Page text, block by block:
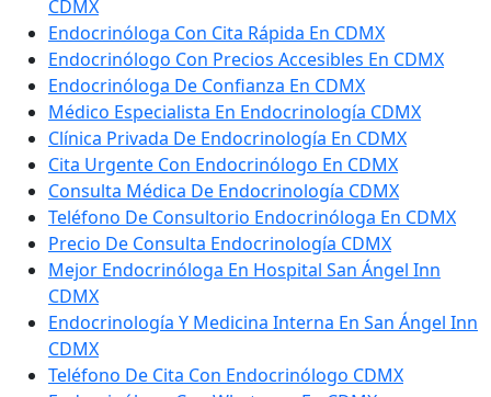
CDMX
Endocrinóloga Con Cita Rápida En CDMX
Endocrinólogo Con Precios Accesibles En CDMX
Endocrinóloga De Confianza En CDMX
Médico Especialista En Endocrinología CDMX
Clínica Privada De Endocrinología En CDMX
Cita Urgente Con Endocrinólogo En CDMX
Consulta Médica De Endocrinología CDMX
Teléfono De Consultorio Endocrinóloga En CDMX
Precio De Consulta Endocrinología CDMX
Mejor Endocrinóloga En Hospital San Ángel Inn
CDMX
Endocrinología Y Medicina Interna En San Ángel Inn
CDMX
Teléfono De Cita Con Endocrinólogo CDMX